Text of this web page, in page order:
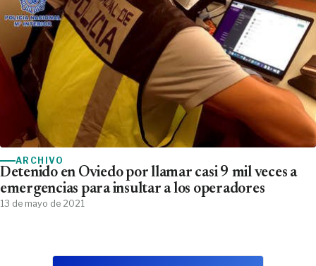
ARCHIVO
Detenido en Oviedo por llamar casi 9 mil veces a
emergencias para insultar a los operadores
13 de mayo de 2021